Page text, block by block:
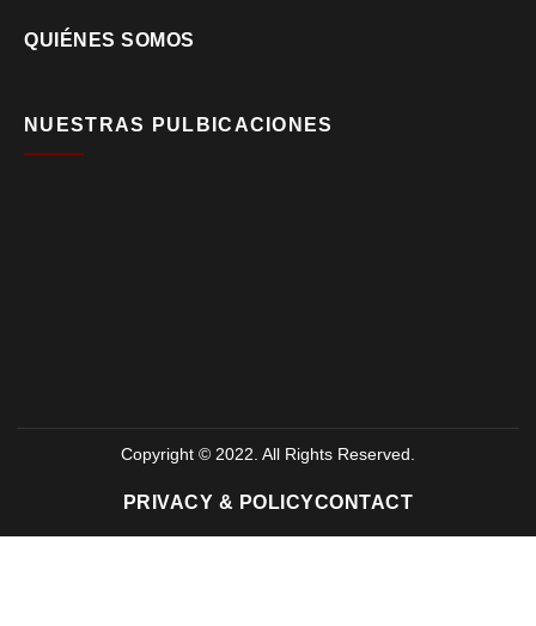
QUIÉNES SOMOS
NUESTRAS PULBICACIONES
Copyright © 2022. All Rights Reserved.
PRIVACY & POLICYCONTACT